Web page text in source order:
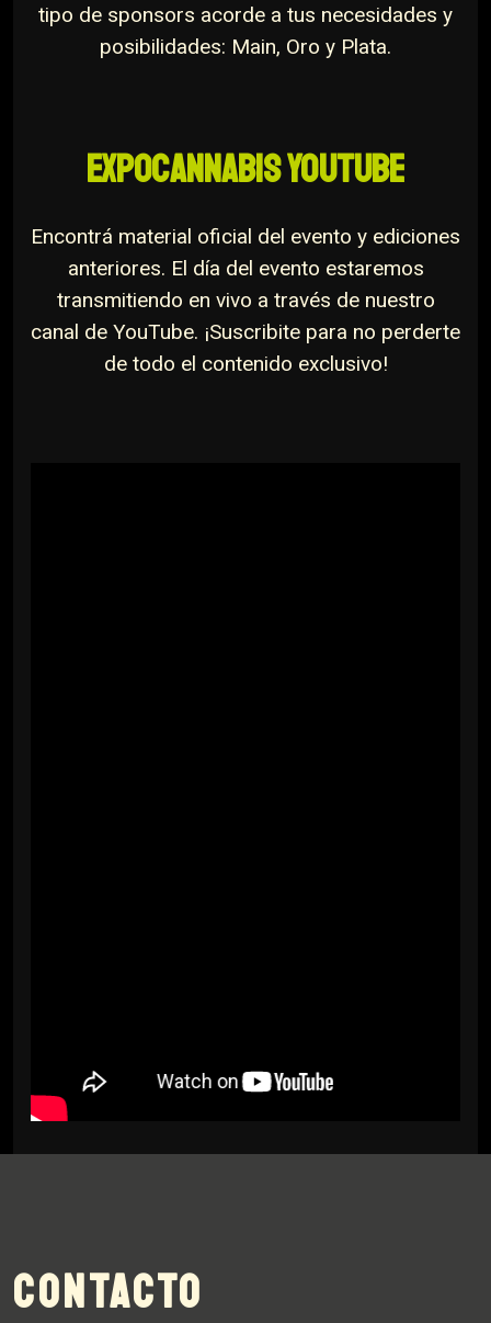
tipo de sponsors acorde a tus necesidades y
posibilidades: Main, Oro y Plata.
EXPOCANNABIS YOUTUBE
Encontrá material oficial del evento y ediciones
anteriores. El día del evento estaremos
transmitiendo en vivo a través de nuestro
canal de YouTube. ¡Suscribite para no perderte
de todo el contenido exclusivo!
CONTACTO